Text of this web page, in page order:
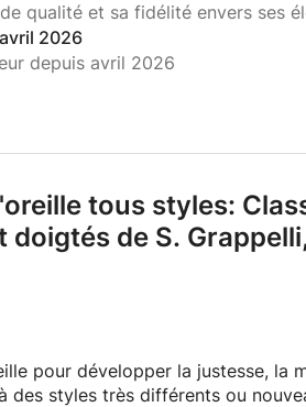
qualité et sa fidélité envers ses
2026
depuis avril 2026
tous styles:
doigtés de S. Grappelli,
pour développer la justesse, la
des styles très différents ou